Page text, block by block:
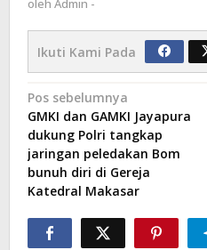
oleh Admin -
Ikuti Kami Pada
Navigasi
pos
Pos sebelumnya
GMKI dan GAMKI Jayapura
dukung Polri tangkap
jaringan peledakan Bom
bunuh diri di Gereja
Katedral Makasar